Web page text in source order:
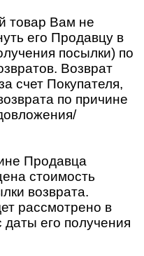
товар Вам не
его Продавцу в
посылки) по
Возврат
счет Покупателя,
по причине
Продавца
стоимость
возврата.
рассмотрено в
его получения